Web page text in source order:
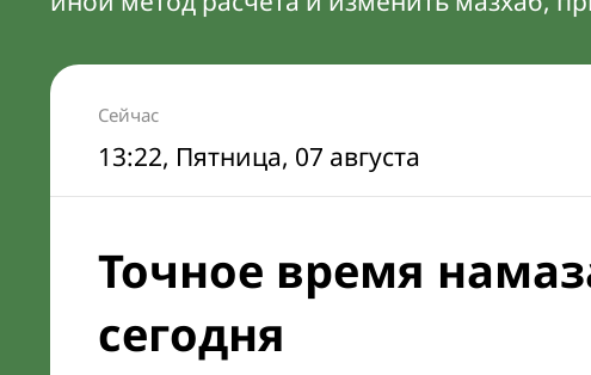
Сейчас
13:22, Пятница, 07 августа
Точное время
сегодня